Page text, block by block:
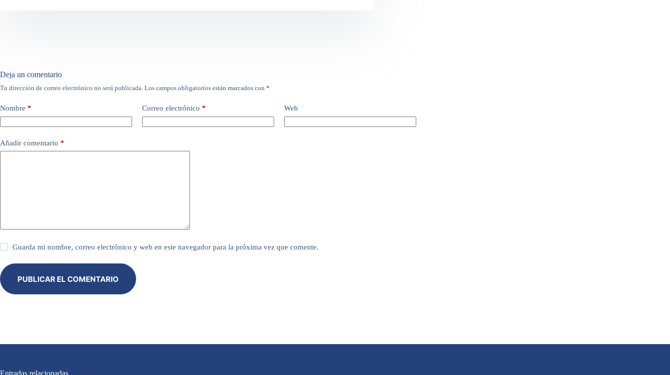
Deja un comentario
Tu dirección de correo electrónico no será publicada. Los campos obligatorios están marcados con *
Nombre * Correo electrónico * Web
Añadir comentario *
Guarda mi nombre, correo electrónico y web en este navegador para la próxima vez que comente.
PUBLICAR EL COMENTARIO
A
t
e
a
t
Entradas relacionadas